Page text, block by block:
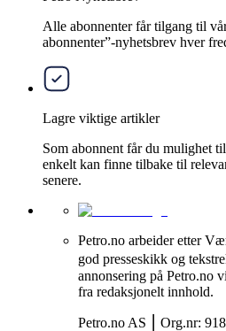
Alle abonnenter får tilgang til
abonnenter”-nyhetsbrev hver
Lagre viktige artikler
Som abonnent får du mulighet
enkelt kan finne tilbake til
senere.
Petro.no arbeider etter
god presseskikk og
annonsering på Petro.no
fra redaksjonelt innhold.
Petro.no AS ⎮ Org.nr: